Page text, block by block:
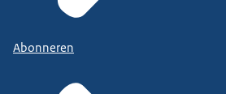
Abonneren